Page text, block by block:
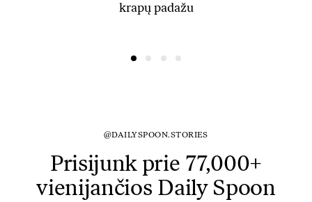
krapų padažu
@DAILYSPOON.STORIES
Prisijunk prie 77,000+
vienijančios Daily Spoon